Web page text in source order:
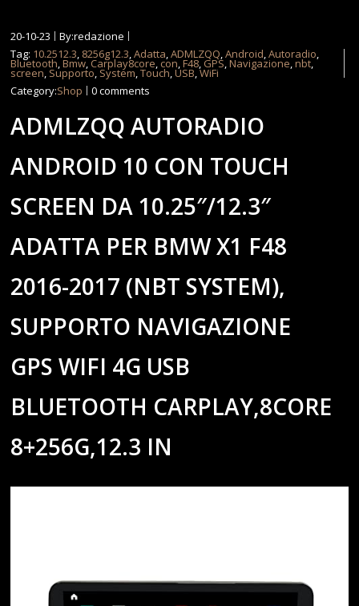
20-10-23
By:redazione
Tag: 10.2512.3, 8256g12.3,Adatta,ADMLZQQ,Android,Autoradio,
Bluetooth,Bmw, Carplay8core, con,F48, GPS,Navigazione,nbt,
screen, Supporto, System,Touch,USB,WiFi
Category:Shop 0 comments
ADMLZQQ AUTORADIO
ANDROID 10 CON TOUCH
SCREEN DA 10.25″/12.3″
ADATTA PER BMW X1 F48
2016-2017 (NBT SYSTEM),
SUPPORTO NAVIGAZIONE
GPS WIFI 4G USB
BLUETOOTH CARPLAY,8CORE
8+256G,12.3 IN